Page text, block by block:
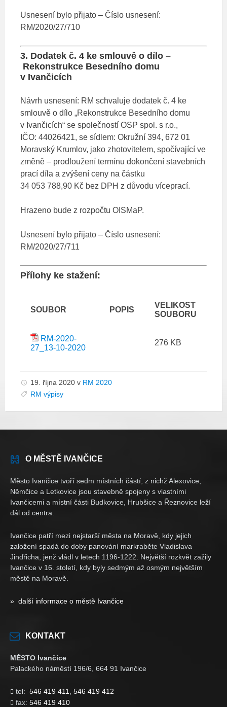
Usnesení bylo přijato – Číslo usnesení:
RM/2020/27/710
3. Dodatek č. 4 ke smlouvě o dílo –
Rekonstrukce Besedního domu
v Ivančicích
Návrh usnesení: RM schvaluje dodatek č. 4 ke
smlouvě o dílo „Rekonstrukce Besedního domu
v Ivančicích“ se společností OSP spol. s r.o.,
IČO: 44026421, se sídlem: Okružní 394, 672 01
Moravský Krumlov, jako zhotovitelem, spočívající ve
změně – prodloužení termínu dokončení stavebních
prací díla a zvýšení ceny na částku
34 053 788,90 Kč bez DPH z důvodu víceprací.
Hrazeno bude z rozpočtu OISMaP.
Usnesení bylo přijato – Číslo usnesení:
RM/2020/27/711
Přílohy ke stažení:
SOUBOR POPIS
VELIKOST
SOUBORU
RM-2020-
27_13-10-2020
276 KB
19. října 2020 v RM 2020
RM výpisy
O MĚSTĚ IVANČICE
Město Ivančice tvoří sedm místních částí, z nichž Alexovice,
Němčice a Letkovice jsou stavebně spojeny s vlastními
Ivančicemi a místní části Budkovice, Hrubšice a Řeznovice leží
dál od centra.
Ivančice patří mezi nejstarší města na Moravě, kdy jejich
založení spadá do doby panování markraběte Vladislava
Jindřicha, jenž vládl v letech 1196-1222. Největší rozkvět zažily
Ivančice v 16. století, kdy byly sedmým až osmým největším
městě na Moravě.
» další informace o městě Ivančice
KONTAKT
MĚSTO Ivančice
Palackého náměstí 196/6, 664 91 Ivančice
 tel: 546 419 411 546 419 412
 fax: 546 419 410